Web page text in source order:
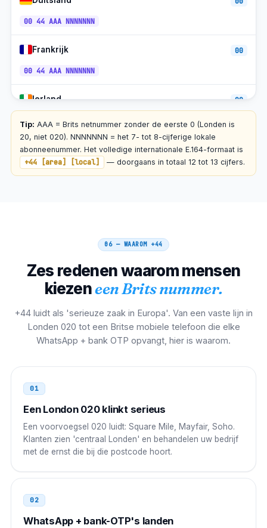
00 44 AAA NNNNNNN
Frankrijk 00
00 44 AAA NNNNNNN
Ierland 00
00 44 AAA NNNNNNN
Nederland 00
00 44 AAA NNNNNNN
00 44 AAA NNNNNNN
Zuid-Afrika
00 44 AAA NNNNNNN
Nigeria
009 44 AAA NNNNNNN
Egypte
VAE
Saoedi-Arabië
00 44 AAA NNNNNNN
Tip: AAA = Brits netnummer zonder de eerste 0 (Londen is
20, niet 020). NNNNNNN = het 7- tot 8-cijferige lokale
abonneenummer. Het volledige internationale E.164-formaat is
+44 [area] [local] — doorgaans in totaal 12 tot 13 cijfers.
06 — WAAROM +44
Zes redenen waarom mensen
kiezeneen Brits nummer.
+44 luidt als 'serieuze zaak in Europa'. Van een vaste lijn in
Londen 020 tot een Britse mobiele telefoon die elke
WhatsApp + bank OTP opvangt, hier is waarom.
01
Een London 020 klinkt serieus
Een voorvoegsel 020 luidt: Square Mile, Mayfair, Soho.
Klanten zien 'centraal Londen' en behandelen uw bedrijf
met de ernst die bij die postcode hoort.
02
WhatsApp + bank-OTP's landen